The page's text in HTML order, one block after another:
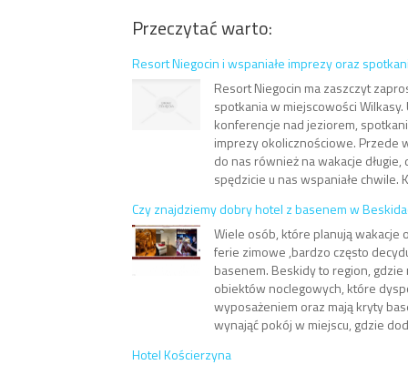
Przeczytać warto:
Resort Niegocin i wspaniałe imprezy oraz
Resort Niegocin ma zaszczyt
spotkania w miejscowości Wilkasy.
konferencje nad jeziorem,
imprezy okolicznościowe. Przede
do nas również na wakacje długie,
spędzicie u nas wspaniałe chwile.
Czy znajdziemy dobry hotel z basenem w
Wiele osób, które planują wakacje
ferie zimowe ,bardzo często
basenem. Beskidy to region, gdzie
obiektów noclegowych, które
wyposażeniem oraz mają kryty
wynająć pokój w miejscu, gdzie
Hotel Kościerzyna